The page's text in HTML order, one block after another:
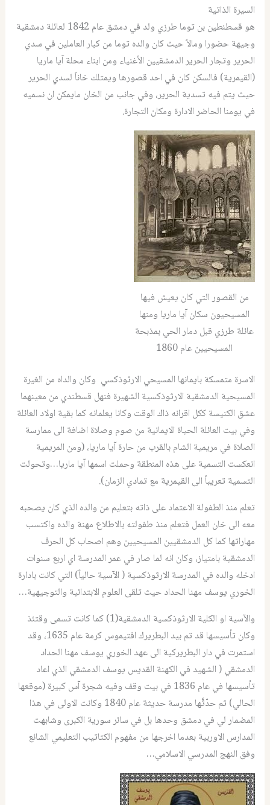
السيرة الذاتية
هو قسطنطين بن توما طرزي ولد في دمشق عام 1842 لعائلة دمشقية
وجيهة حضورا ومالاً حيث كان والده توما من كبار العاملين في سدي
الحرير وتجار الحرير الدمشقيين الأغنياء ومن ابناء محلة آيا ماريا
(القيمرية) فالسكن كان في احد قصورها ويمتلك خاناً لسدي الحرير
حيث يتم فيه تسدية الحرير، وفي جانب من الخان مايمكن ان نسميه
في يومنا الحاضر الادارة ومكان التجارة.
من القصور التي كان يعيش فيها
المسيحيون سكان آيا ماريا ومنها
عائلة طرزي قبل دمار الحي بمذبحة
المسيحيين عام 1860
الاسرة متمسكة بايمانها المسيحي الارثوذكسي وكان والداه من الغيرة
المسيحية الدمشقية الارثوذكسية الشهيرة فنهل قسطندي من معينهما
عشق الكنيسة ككل اقرانه ذاك الوقت وكانا يعلمانه كما بقية اولاد العائلة
وفي بيت العائلة الحياة الايمانية من صوم وصلاة اضافة الى ممارسة
الصلاة في مريمية الشام بالقرب من حارة آيا ماريا، (ومن المريمية
انعكست التسمية على هذه المنطقة وحملت اسمها آيا ماريا…وتحولت
التسمية تعريباً الى القيمرية مع تمادي الزمان).
تعلم منذ الطفولة الاعتماد على ذاته بتعليم من والده الذي كان يصحبه
معه الى خان العمل فتعلم منذ طفولته بالاطلاع مهنة والده واكتسب
مهاراتها كما كل الدمشقيين المسيحيين وهم اصحاب كل الحرف
الدمشقية بامتياز، وكان انه لما صار في عمر المدرسة اي اربع سنوات
ادخله والده في المدرسة الارثوذكسية ( الآسية حالياً) التي كانت بادارة
الخوري يوسف مهنا الحداد حيث تلقى العلوم الابتدائية والتوجيهية…
والآسية او الكلية الارثوذكسية الدمشقية(1) كما كانت تسمى وقتئذ
وكان تأسيسها قد تم بيد البطريرك افتيموس كرمة عام 1635، وقد
استمرت في دار البطريركية الى عهد الخوري يوسف مهنا الحداد
الدمشقي ( الشهيد في الكهنة القديس يوسف الدمشقي الذي اعاد
تأسيسها في عام 1836 في بيت وقف وفيه شجرة آس كبيرة (موقعها
الحالي) ثم حدّثَّها مدرسة حديثة عام 1840 وكانت الاولى في هذا
المضمار لي في دمشق وحدها بل في سائر سورية الكبرى وشابهت
المدارس الاوربية بعدما اخرجها من مفهوم الكتاتيب التعليمي الشائع
وفق النهج المدرسي الاسلامي…